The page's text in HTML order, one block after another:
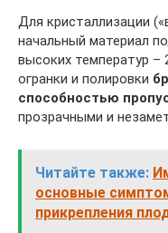
Для кристаллизации
начальный материал
высоких температур –
огранки и полировки
способностью
прозрачными и
Читайте также:
основные
прикрепления